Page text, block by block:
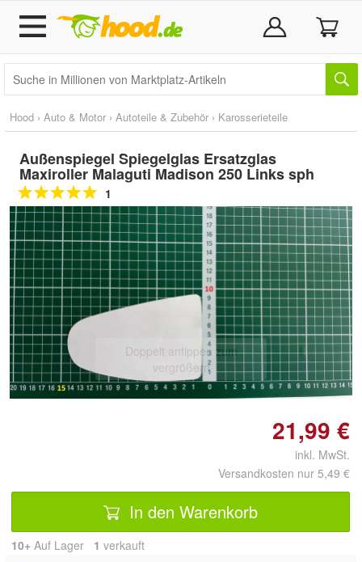
Hood › Auto & Motor › Autoteile & Zubehör › Karosserieteile
Außenspiegel Spiegelglas Ersatzglas
Maxiroller Malaguti Madison 250 Links sph
1
Doppelt antippen zum
vergrößern
21,99 €
inkl. MwSt.
Versandkosten nur 5,49 €
In den Warenkorb
10+ Auf Lager 1 verkauft